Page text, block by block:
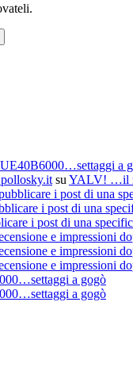
UE40B6000…settaggi a
su YALV! …il
i post di una
i post di una
i post di una
e impressioni
e impressioni
e impressioni
a gogò
a gogò